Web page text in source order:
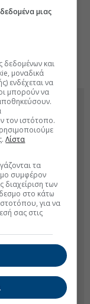
τα μικρά
EBITDA 2
μιας
δεδομένων και
μοναδικά
ενδέχεται να
μπορούν να
τον ιστότοπο.
Λίστα
τα
συμφέρον
διαχείριση των
στο κάτω
για να
σας στις